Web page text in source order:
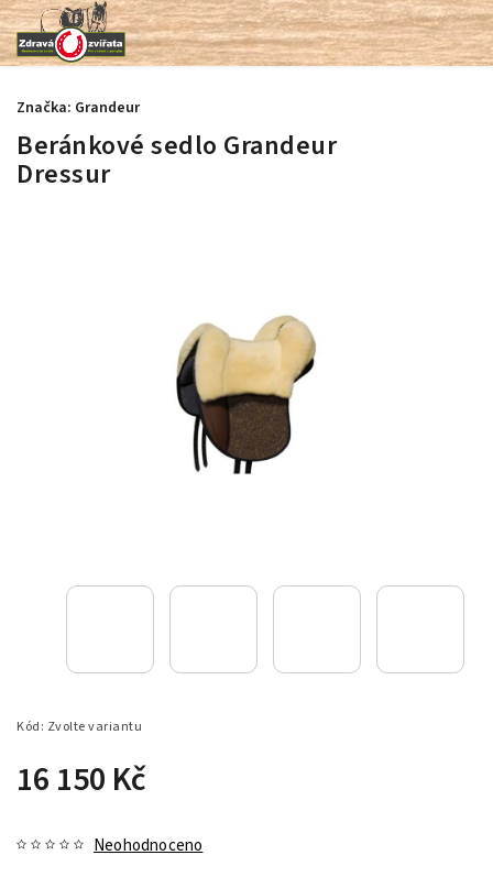
Beránkové sedlo Grandeur
Dressur
Kód: Zvolte variantu
16 150 Kč
Neohodnoceno
Značka: Grandeur